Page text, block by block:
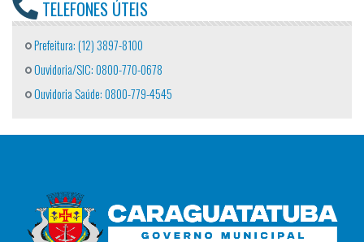
TELEFONES ÚTEIS
Prefeitura: (12) 3897-8100
Ouvidoria/SIC: 0800-770-0678
Ouvidoria Saúde: 0800-779-4545